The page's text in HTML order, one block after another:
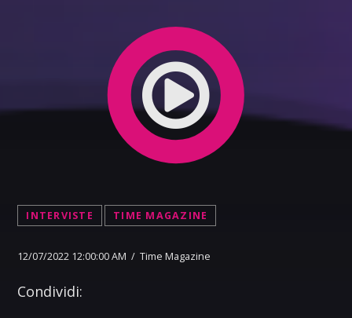
INTERVISTE TIME MAGAZINE
12/07/2022 12:00:00 AM / Time Magazine
Condividi: